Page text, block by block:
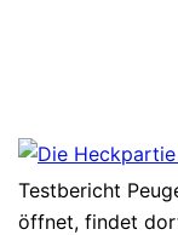
Testbericht
öffnet, findet